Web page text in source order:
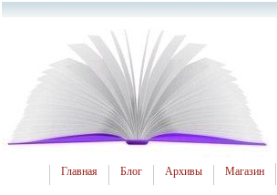
Главная Блог Архивы Магазин